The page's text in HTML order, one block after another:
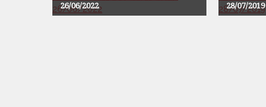
26/06/2022
28/07/2019